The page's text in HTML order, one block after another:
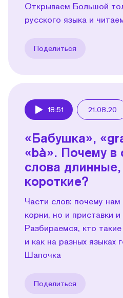
Открываем Большой
русского языка и
Поделиться
18:51 21.08.20
«Бабушка»,
«bà». Почему в
слова
короткие?
Части слов: почему
корни, но и приставки
Разбираемся, кто
и как на разных языках
Шапочка
Поделиться